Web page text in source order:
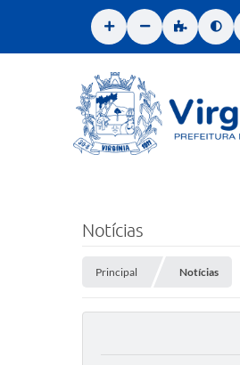
Notícias
Principal Notícias